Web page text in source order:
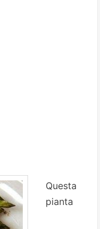
Questa
pianta